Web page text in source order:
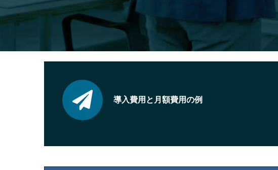
導入費用と月額費用の例